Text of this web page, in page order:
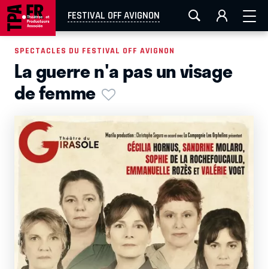
FESTIVAL OFF AVIGNON
AIX-MARSEILLE AURAY CAEN LA ROCHELLE
EN TOURNÉE
SPECTACLES DU FESTIVAL OFF AVIGNON
La guerre n'a pas un visage
de femme